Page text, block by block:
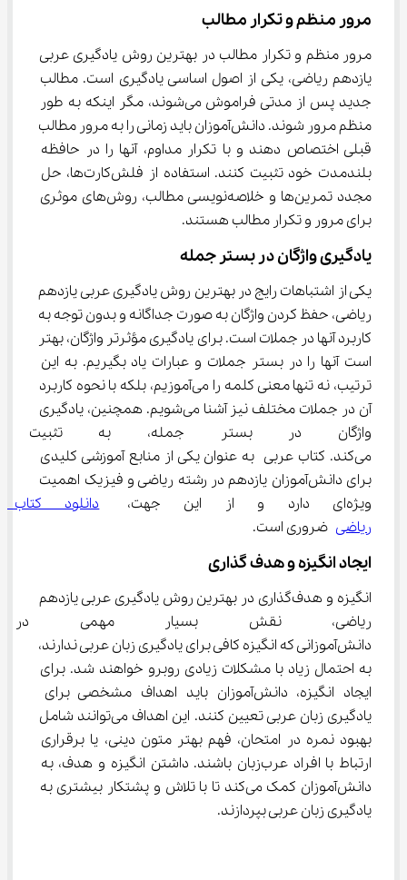
مرور منظم و تکرار مطالب
مرور منظم و تکرار مطالب در بهترین روش یادگیری عربی
یازدهم ریاضی، یکی از اصول اساسی یادگیری است. مطالب
جدید پس از مدتی فراموش می‌شوند، مگر اینکه به طور
منظم مرور شوند. دانش‌آموزان باید زمانی را به مرور مطالب
قبلی اختصاص دهند و با تکرار مداوم، آنها را در حافظه
بلندمدت خود تثبیت کنند. استفاده از فلش‌کارت‌ها، حل
مجدد تمرین‌ها و خلاصه‌نویسی مطالب، روش‌های موثری
برای مرور و تکرار مطالب هستند.
یادگیری واژگان در بستر جمله
یکی از اشتباهات رایج در بهترین روش یادگیری عربی یازدهم
ریاضی، حفظ کردن واژگان به صورت جداگانه و بدون توجه به
کاربرد آنها در جملات است. برای یادگیری مؤثرتر واژگان، بهتر
است آنها را در بستر جملات و عبارات یاد بگیریم. به این
ترتیب، نه تنها معنی کلمه را می‌آموزیم، بلکه با نحوه کاربرد
آن در جملات مختلف نیز آشنا می‌شویم. همچنین، یادگیری
واژگان در بستر جمله، به
می‌کند. کتاب عربی به عنوان یکی از منابع آموزشی کلیدی
برای دانش‌آموزان یازدهم در رشته ریاضی و فیزیک اهمیت
ویژه‌ای دارد و از این جهت،
دانلود
ریاضی ضروری است.
ایجاد انگیزه و هدف ‌گذاری
انگیزه و هدف‌گذاری در بهترین روش یادگیری عربی یازدهم
ریاضی، نقش بسیار مهمی در
دانش‌آموزانی که انگیزه کافی برای یادگیری زبان عربی ندارند،
به احتمال زیاد با مشکلات زیادی روبرو خواهند شد. برای
ایجاد انگیزه، دانش‌آموزان باید اهداف مشخصی برای
یادگیری زبان عربی تعیین کنند. این اهداف می‌توانند شامل
بهبود نمره در امتحان، فهم بهتر متون دینی، یا برقراری
ارتباط با افراد عرب‌زبان باشند. داشتن انگیزه و هدف، به
دانش‌آموزان کمک می‌کند تا با تلاش و پشتکار بیشتری به
یادگیری زبان عربی بپردازند.